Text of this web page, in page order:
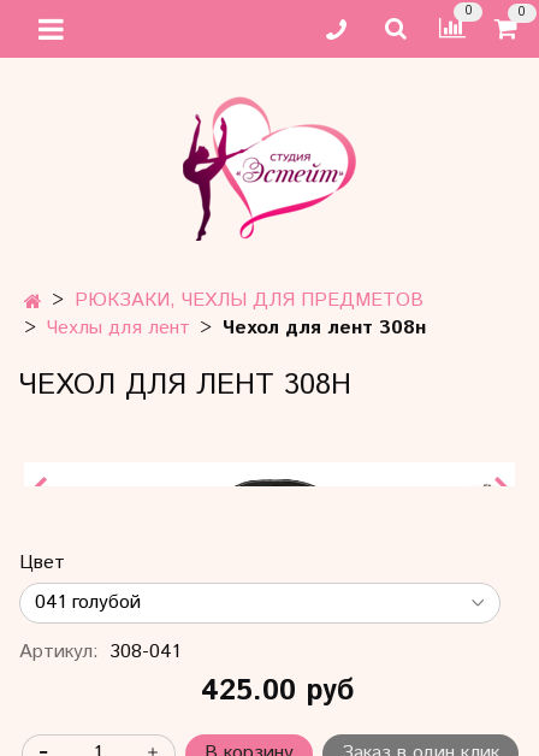
0 0
РЮКЗАКИ, ЧЕХЛЫ ДЛЯ ПРЕДМЕТОВ
Чехлы для лент
Чехол для лент 308н
ЧЕХОЛ ДЛЯ ЛЕНТ 308Н
Цвет
Артикул: 308-041
425.00 руб